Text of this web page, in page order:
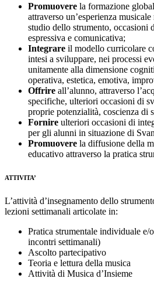
Promuovere la formazione
attraverso un’esperienza
studio dello strumento, occasioni
espressiva e comunicativa;
Integrare il modello curricolare
intesi a sviluppare, nei processi
unitamente alla dimensione
operativa, estetica, emotiva,
Offrire all’alunno, attraverso
specifiche, ulteriori occasioni di
proprie potenzialità, coscienza di
Fornire ulteriori occasioni di
per gli alunni in situazione di
Promuovere la diffusione della
educativo attraverso la pratica
ATTIVITA’
L’attività d’insegnamento dello
lezioni settimanali articolate in:
Pratica strumentale individuale
incontri settimanali)
Ascolto partecipativo
Teoria e lettura della musica
Attività di Musica d’Insieme